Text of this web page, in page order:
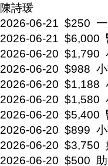
陳詩瑗
2026-06-21 $250
2026-06-21 $6,000
2026-06-20 $1,790
2026-06-20 $988
2026-06-20 $1,188
2026-06-20 $1,580
2026-06-20 $5,400
2026-06-20 $899
2026-06-20 $3,750
2026-06-20 $500